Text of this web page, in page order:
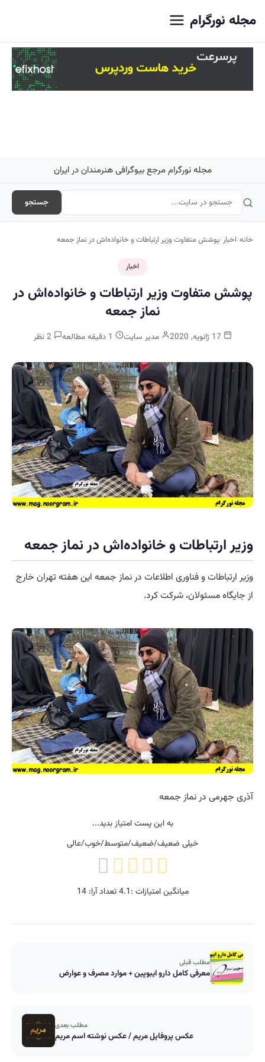
مجله نورگرام
مجله نورگرام مرجع بیوگرافی هنرمندان در ایران
جستجو
خانه/اخبار/پوشش متفاوت وزیر ارتباطات و خانواده‌اش در نماز جمعه
اخبار
پوشش متفاوت وزیر ارتباطات و خانواده‌اش در
نماز جمعه
مدیر سایت
وزیر ارتباطات و خانواده‌اش در نماز جمعه
وزیر ارتباطات و فناوری اطلاعات در نماز جمعه این هفته تهران خارج
از جایگاه مسئولان، شرکت کرد.
آذری جهرمی در نماز جمعه
به این پست امتیاز بدید...
خیلی ضعیف/ضعیف/متوسط/خوب/عالی
میانگین امتیازات :4.1تعداد آرا:14
مطلب قبلی
معرفی کامل دارو ایبوپین + موارد مصرف و عوارض
مطلب بعدی
عکس پروفایل مریم / عکس نوشته اسم مریم